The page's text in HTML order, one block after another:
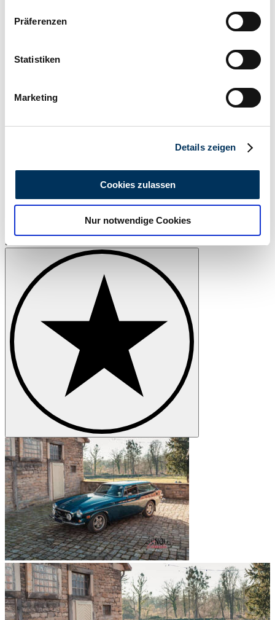
Informationen über Ihre geografische Lage
können
bestimmten Merkmalen (Fingerprinting) identifizieren
Erfahren Sie mehr darüber, wie Ihre persönlichen Daten
analysieren. Außerdem geben wir Informationen zu Ihrer
Verwendung unserer Website an unsere Partner für
soziale Medien, Werbung und Analysen weiter. Unsere
Partner führen diese Informationen möglicherweise mit
weiteren Daten zusammen, die Sie ihnen bereitgestellt
haben oder die sie im Rahmen Ihrer Nutzung der Dienste
gesammelt haben. Datenschutzerklärung
Präferenzen
Statistiken
Marketing
Details zeigen
Cookies zulassen
Nur notwendige Cookies
Dealer
Show vehicle